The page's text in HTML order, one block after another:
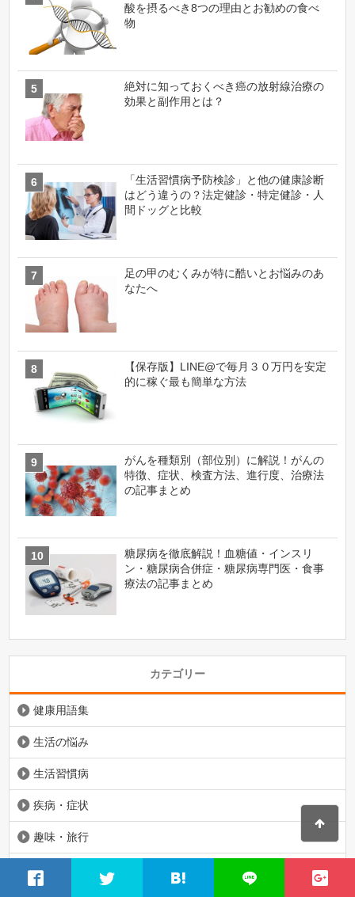
酸を摂るべき8つの理由とお勧めの食べ
物
絶対に知っておくべき癌の放射線治療の
効果と副作用とは？
「生活習慣病予防検診」と他の健康診断
はどう違うの？法定健診・特定健診・人
間ドッグと比較
足の甲のむくみが特に酷いとお悩みのあ
なたへ
【保存版】LINE@で毎月３０万円を安定
的に稼ぐ最も簡単な方法
がんを種類別（部位別）に解説！がんの
特徴、症状、検査方法、進行度、治療法
の記事まとめ
糖尿病を徹底解説！血糖値・インスリ
ン・糖尿病合併症・糖尿病専門医・食事
療法の記事まとめ
カテゴリー
健康用語集
生活の悩み
生活習慣病
疾病・症状
趣味・旅行
食事・運動